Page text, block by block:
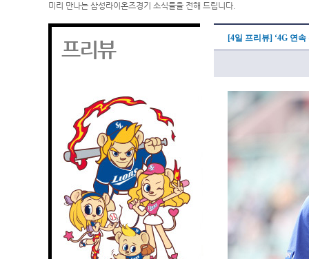
미리 만나는 삼성라이온즈경기 소식들을 전해 드립니다.
프리뷰 [4일 프리뷰] ‘4G 연